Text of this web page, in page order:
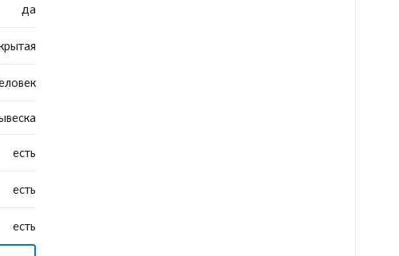
да
есть
есть
есть